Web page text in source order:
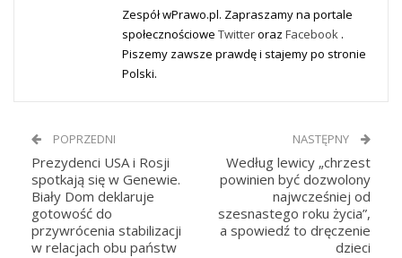
Zespół wPrawo.pl. Zapraszamy na portale
społecznościowe Twitteroraz Facebook .
Piszemy zawsze prawdę i stajemy po stronie
Polski.
POPRZEDNI
Prezydenci USA i Rosji
spotkają się w Genewie.
Biały Dom deklaruje
gotowość do
przywrócenia stabilizacji
w relacjach obu państw
NASTĘPNY
Według lewicy „chrzest
powinien być dozwolony
najwcześniej od
szesnastego roku życia”,
a spowiedź to dręczenie
dzieci